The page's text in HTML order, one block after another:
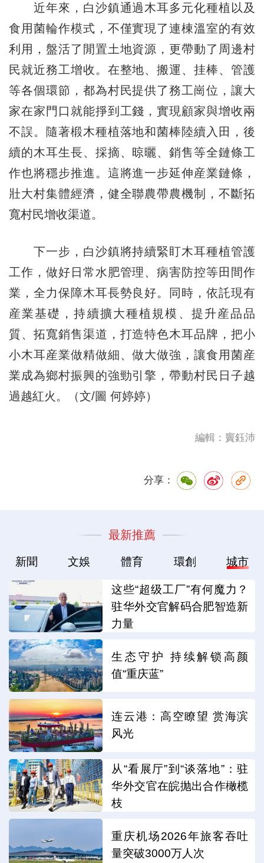
近年來，白沙鎮通過木耳多元化種植以及
食用菌輪作模式，不僅實現了連棟溫室的有效
利用，盤活了閒置土地資源，更帶動了周邊村
民就近務工增收。在整地、搬運、挂棒、管護
等各個環節，都為村民提供了務工崗位，讓大
家在家門口就能掙到工錢，實現顧家與增收兩
不誤。隨著椴木種植落地和菌棒陸續入田，後
續的木耳生長、採摘、晾曬、銷售等全鏈條工
作也將穩步推進。這將進一步延伸産業鏈條，
壯大村集體經濟，健全聯農帶農機制，不斷拓
寬村民增收渠道。
下一步，白沙鎮將持續緊盯木耳種植管護
工作，做好日常水肥管理、病害防控等田間作
業，全力保障木耳長勢良好。同時，依託現有
産業基礎，持續擴大種植規模、提升産品品
質、拓寬銷售渠道，打造特色木耳品牌，把小
小木耳産業做精做細、做大做強，讓食用菌産
業成為鄉村振興的強勁引擎，帶動村民日子越
過越紅火。（文/圖 何婷婷）
編輯：竇鈺沛
分享：
最新推薦
新聞 文娛 體育 環創 城市
这些“超级工厂”有何魔力？
驻华外交官解码合肥智造新
力量
生态守护 持续解锁高颜
值“重庆蓝”
连云港：高空瞭望 赏海滨
风光
从“看展厅”到“谈落地”：驻
华外交官在皖抛出合作橄榄
枝
重庆机场2026年旅客吞吐
量突破3000万人次